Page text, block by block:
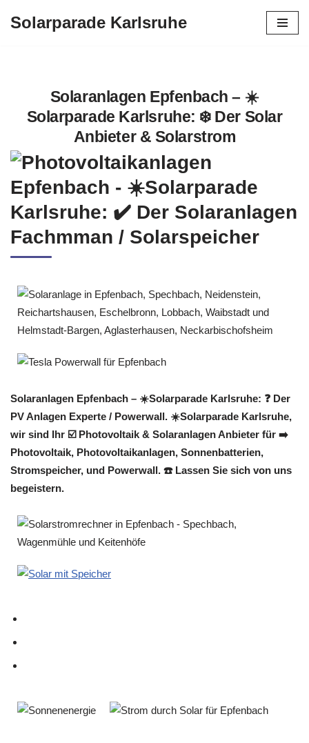
Solarparade Karlsruhe
Solaranlagen Epfenbach – ☀️
Solarparade Karlsruhe: ❄️ Der Solar
Anbieter & Solarstrom
Solaranlagen Epfenbach – ☀️Solarparade Karlsruhe: ❓️ Der
PV Anlagen Experte / Powerwall. ☀️Solarparade Karlsruhe,
wir sind Ihr ☑️ Photovoltaik & Solaranlagen Anbieter für ➡️
Photovoltaik, Photovoltaikanlagen, Sonnenbatterien,
Stromspeicher, und Powerwall. ☎️ Lassen Sie sich von uns
begeistern.